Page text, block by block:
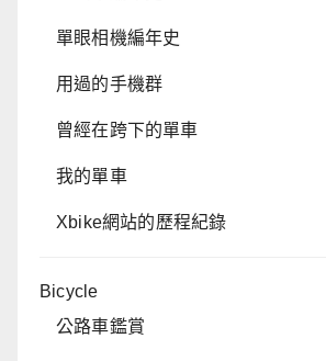
單眼相機編年史
用過的手機群
曾經在跨下的單車
我的單車
Xbike網站的歷程紀錄
Bicycle
公路車鑑賞